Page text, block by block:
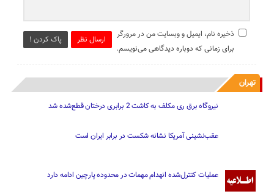
ارسال نظر پاک کردن !
ذخیره نام، ایمیل و وبسایت من در مرورگر
برای زمانی که دوباره دیدگاهی می‌نویسم.
تهران
نیروگاه برق ری مکلف به کاشت 2 برابری درختان قطع‌شده شد
عقب‌نشینی آمریکا نشانه شکست در برابر ایران است
عملیات کنترل‌شده انهدام مهمات در محدوده پارچین ادامه دارد